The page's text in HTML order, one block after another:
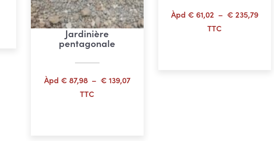
Jardinière
pentagonale
Àpd € 87,98 – € 139,07Plage
TTC
Àpd € 61,02 – € 235,79Plage
TTC